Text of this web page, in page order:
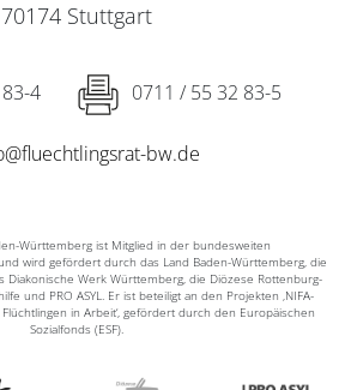
70174 Stuttgart
4 0711 / 55 32 83-5
bw.de
Württemberg ist Mitglied in der bundesweiten
wird gefördert durch das Land Baden-Württemberg, die
Diakonische Werk Württemberg, die Diözese Rottenburg-
und PRO ASYL. Er ist beteiligt an den Projekten ‚NIFA-
in Arbeit‘, gefördert durch den Europäischen
Sozialfonds (ESF).